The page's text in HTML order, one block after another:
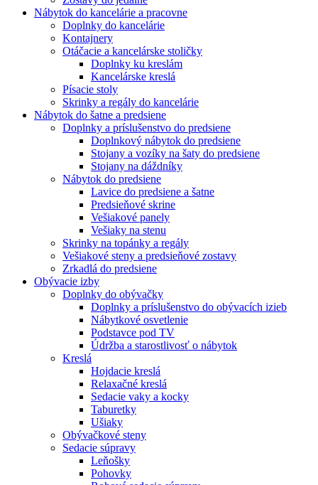
Nábytok do kancelárie a pracovne
Doplnky do kancelárie
Kontajnery
Otáčacie a kancelárske stoličky
Doplnky ku kreslám
Kancelárske kreslá
Písacie stoly
Skrinky a regály do kancelárie
Nábytok do šatne a predsiene
Doplnky a príslušenstvo do predsiene
Doplnkový nábytok do predsiene
Stojany a vozíky na šaty do predsiene
Stojany na dáždníky
Nábytok do predsiene
Lavice do predsiene a šatne
Predsieňové skrine
Vešiakové panely
Vešiaky na stenu
Skrinky na topánky a regály
Vešiakové steny a predsieňové zostavy
Zrkadlá do predsiene
Obývacie izby
Doplnky do obývačky
Doplnky a príslušenstvo do obývacích izieb
Nábytkové osvetlenie
Podstavce pod TV
Údržba a starostlivosť o nábytok
Kreslá
Hojdacie kreslá
Relaxačné kreslá
Sedacie vaky a kocky
Taburetky
Ušiaky
Obývačkové steny
Sedacie súpravy
Leňošky
Pohovky